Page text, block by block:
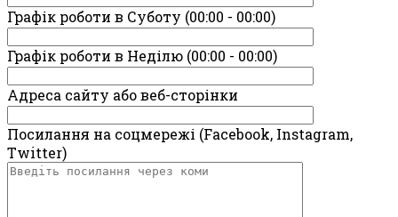
Графік роботи в Суботу (00:00 - 00:00)
Графік роботи в Неділю (00:00 - 00:00)
Адреса сайту або веб-сторінки
Посилання на соцмережі (Facebook, Instagram,
Twitter)